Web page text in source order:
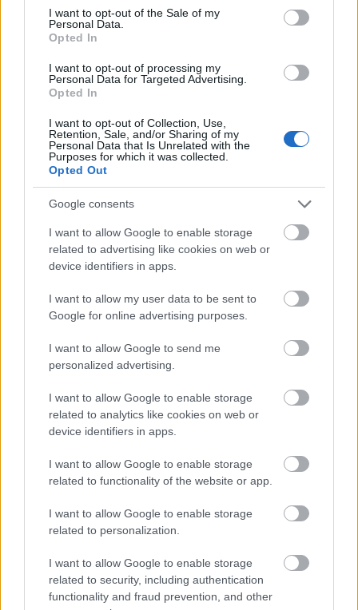
consent section.
I want to opt-out of the Sale of my
Personal Data.
Opted In
I want to opt-out of processing my
Personal Data for Targeted Advertising.
Opted In
I want to opt-out of Collection, Use,
Retention, Sale, and/or Sharing of my
Personal Data that Is Unrelated with the
Purposes for which it was collected.
Opted Out
Google consents
I want to allow Google to enable storage
related to advertising like cookies on web or
device identifiers in apps.
I want to allow my user data to be sent to
Google for online advertising purposes.
I want to allow Google to send me
personalized advertising.
I want to allow Google to enable storage
related to analytics like cookies on web or
device identifiers in apps.
I want to allow Google to enable storage
related to functionality of the website or app.
I want to allow Google to enable storage
related to personalization.
I want to allow Google to enable storage
related to security, including authentication
functionality and fraud prevention, and other
Három kérdés Orbán Viktor
miniszterelnök úrhoz
quodlibet•2024. május 21.
Tisztelt miniszterelnök úr! Ön ellenzi a
fegyverszállításokat. Ha szabad kérdeznem, szólt-e
Hszi Csin-ping elnök úrnak, hogy ne szállítson
fegyvert Oroszországnak? Tisztelt miniszterelnök úr!
Ön, mint a béke barátja, kérte-e valaha Putyin elnök
urat, hogy állítsa le a háborút…